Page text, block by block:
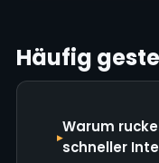
Häufig
Warum
schneller